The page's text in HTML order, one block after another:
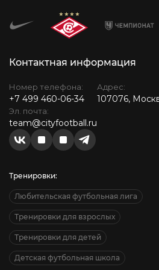
Контактная информация
Номер телефона:
+7 499 460-06-34
Эл. почта:
team@cityfootball.ru
Адрес:
107076,
Тренировки:
Любительская футбольная лига
Тренировки для взрослых
Тренировки для детей
Детская футбольная школа